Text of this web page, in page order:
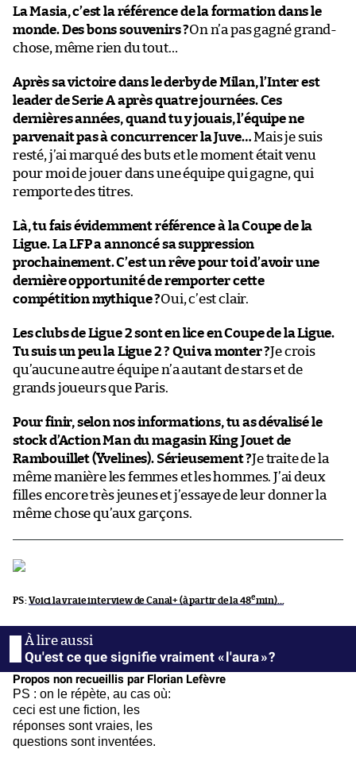
La Masia, c’est la référence de la formation dans le
monde. Des bons souvenirs ?On n’a pas gagné grand-
chose, même rien du tout…
Après sa victoire dans le derby de Milan, l’Inter est
leader de Serie A après quatre journées. Ces
dernières années, quand tu y jouais, l’équipe ne
parvenait pas à concurrencer la Juve…Mais je suis
resté, j’ai marqué des buts et le moment était venu
pour moi de jouer dans une équipe qui gagne, qui
remporte des titres.
Là, tu fais évidemment référence à la Coupe de la
Ligue. La LFP a annoncé sa suppression
prochainement. C’est un rêve pour toi d’avoir une
dernière opportunité de remporter cette
compétition mythique ?Oui, c’est clair.
Les clubs de Ligue 2 sont en lice en Coupe de la Ligue.
Tu suis un peu la Ligue 2 ? Qui va monter ?Je crois
qu’aucune autre équipe n’a autant de stars et de
grands joueurs que Paris.
Pour finir, selon nos informations, tu as dévalisé le
stock d’Action Man du magasin King Jouet de
Rambouillet (Yvelines). Sérieusement ?Je traite de la
même manière les femmes et les hommes. J’ai deux
filles encore très jeunes et j’essaye de leur donner la
même chose qu’aux garçons.
PS :Voici la vraie interview de Canal+ (à partir de la 48emin)…
Qu'est ce que signifie vraiment « l'aura » ?
Propos non recueillis par Florian Lefèvre
PS : on le répète, au cas où:
ceci est une fiction, les
réponses sont vraies, les
questions sont inventées.